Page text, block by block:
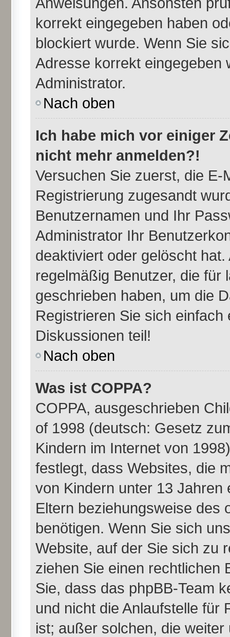
korrekt eingegeben haben
blockiert wurde. Wenn Sie
Adresse korrekt eingegeben
Administrator.
Nach oben
Ich habe mich vor einiger
nicht mehr anmelden?!
Versuchen Sie zuerst, die
Registrierung zugesandt
Benutzernamen und Ihr
Administrator Ihr
deaktiviert oder gelöscht
regelmäßig Benutzer, die für
geschrieben haben, um die
Registrieren Sie sich
Diskussionen teil!
Nach oben
Was ist COPPA?
COPPA, ausgeschrieben
of 1998 (deutsch: Gesetz
Kindern im Internet von
festlegt, dass Websites, die
von Kindern unter 13
Eltern beziehungsweise des
benötigen. Wenn Sie sich
Website, auf der Sie sich zu
ziehen Sie einen rechtlichen
Sie, dass das phpBB-Team
und nicht die Anlaufstelle für
ist; außer solchen, die